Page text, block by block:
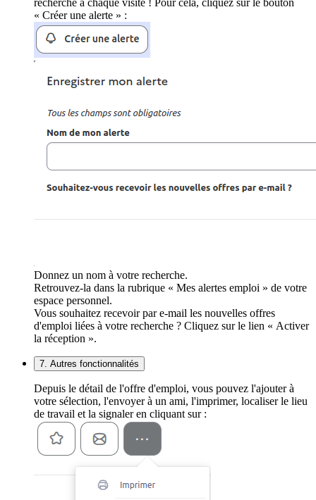
recherche à chaque visite ! Pour cela, cliquez sur le bouton
« Créer une alerte » :
Donnez un nom à votre recherche.
Retrouvez-la dans la rubrique « Mes alertes emploi » de votre
espace personnel.
Vous souhaitez recevoir par e-mail les nouvelles offres
d'emploi liées à votre recherche ? Cliquez sur le lien « Activer
la réception ».
7. Autres fonctionnalités
Depuis le détail de l'offre d'emploi, vous pouvez l'ajouter à
votre sélection, l'envoyer à un ami, l'imprimer, localiser le lieu
de travail et la signaler en cliquant sur :